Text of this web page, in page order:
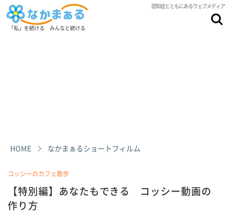
認知症とともにあるウェブメディア
「私」を続ける みんなと続ける
HOME なかまぁるショートフィルム
コッシーのカフェ散歩
【特別編】あなたもできる コッシー動画の
作り方